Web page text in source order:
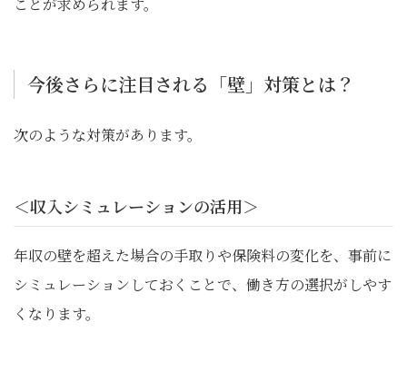
今後さらに注目される「壁」対策とは？
次のような対策があります。
＜収入シミュレーションの活用＞
年収の壁を超えた場合の手取りや保険料の変化を、事前に
シミュレーションしておくことで、働き方の選択がしやす
くなります。